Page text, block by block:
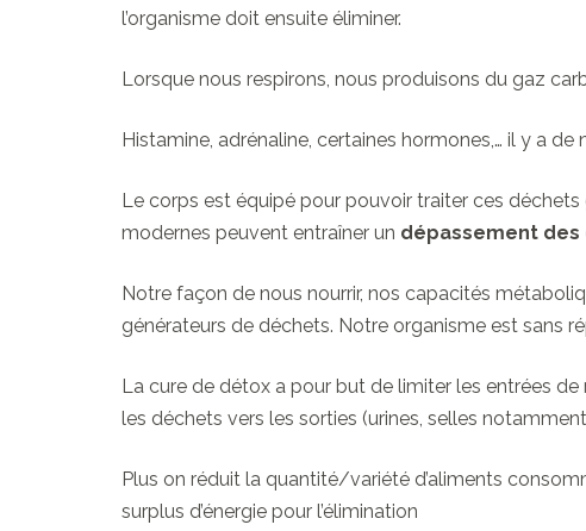
l’organisme doit ensuite éliminer.
Lorsque nous respirons, nous produisons du gaz
Histamine, adrénaline, certaines hormones,… il y a
Le corps est équipé pour pouvoir traiter ces déchets
modernes peuvent entraîner un dépassement des
Notre façon de nous nourrir, nos capacités
générateurs de déchets. Notre organisme est sans
La cure de détox a pour but de limiter les entrées
les déchets vers les sorties (urines, selles
Plus on réduit la quantité/variété d’aliments
surplus d’énergie pour l’élimination